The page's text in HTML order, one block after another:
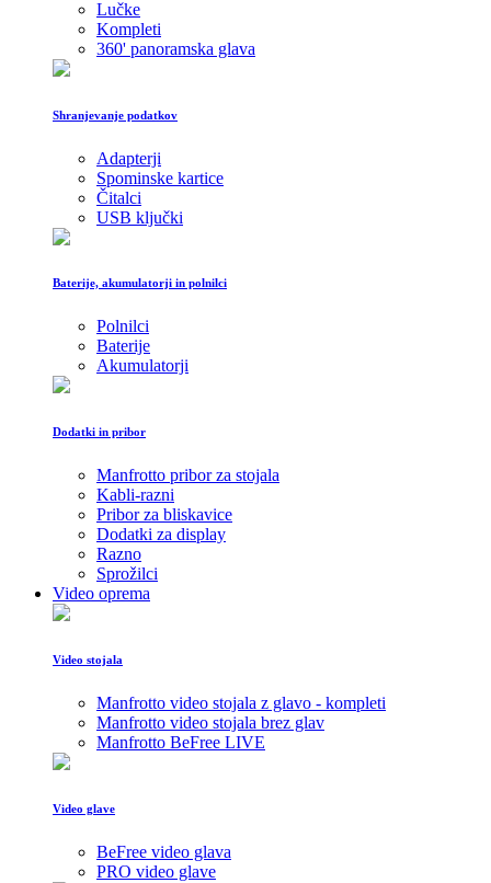
Lučke
Kompleti
360' panoramska glava
Shranjevanje podatkov
Adapterji
Spominske kartice
Čitalci
USB ključki
Baterije, akumulatorji in polnilci
Polnilci
Baterije
Akumulatorji
Dodatki in pribor
Manfrotto pribor za stojala
Kabli-razni
Pribor za bliskavice
Dodatki za display
Razno
Sprožilci
Video oprema
Video stojala
Manfrotto video stojala z glavo - kompleti
Manfrotto video stojala brez glav
Manfrotto BeFree LIVE
Video glave
BeFree video glava
PRO video glave